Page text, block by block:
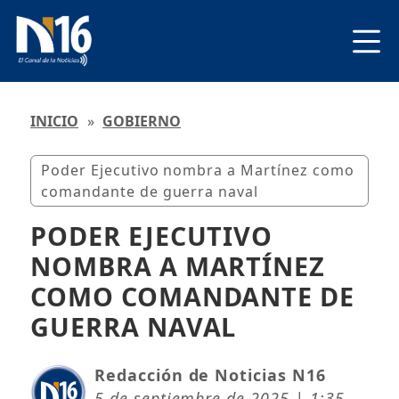
INICIO » GOBIERNO
Poder Ejecutivo nombra a Martínez como
comandante de guerra naval
PODER EJECUTIVO
NOMBRA A MARTÍNEZ
COMO COMANDANTE DE
GUERRA NAVAL
Redacción de Noticias N16